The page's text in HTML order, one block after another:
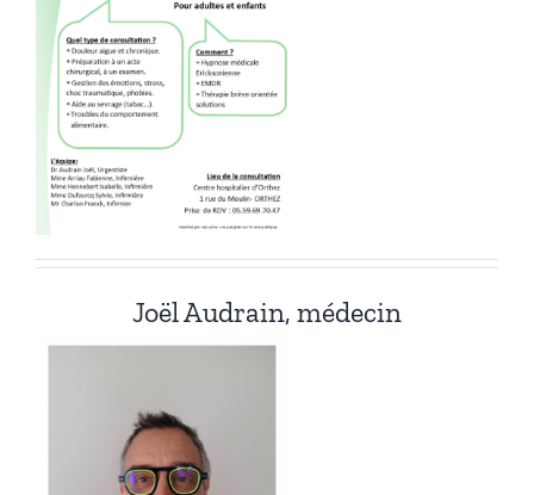
Joël Audrain, médecin